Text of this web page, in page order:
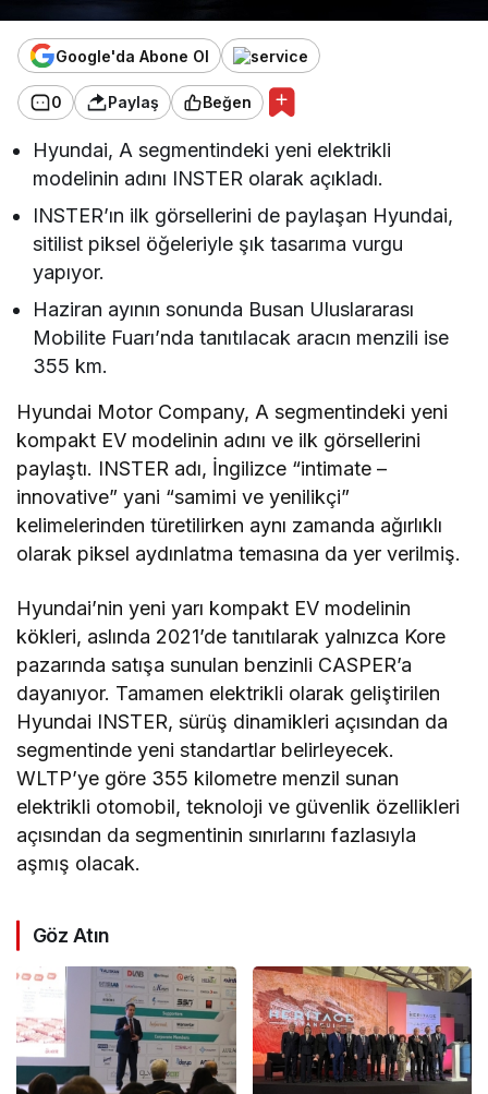
Google'da Abone Ol
0 Paylaş Beğen
Hyundai, A segmentindeki yeni elektrikli
modelinin adını INSTER olarak açıkladı.
INSTER’ın ilk görsellerini de paylaşan Hyundai,
sitilist piksel öğeleriyle şık tasarıma vurgu
yapıyor.
Haziran ayının sonunda Busan Uluslararası
Mobilite Fuarı’nda tanıtılacak aracın menzili ise
355 km.
Hyundai Motor Company, A segmentindeki yeni
kompakt EV modelinin adını ve ilk görsellerini
paylaştı. INSTER adı, İngilizce “intimate –
innovative” yani “samimi ve yenilikçi”
kelimelerinden türetilirken aynı zamanda ağırlıklı
olarak piksel aydınlatma temasına da yer verilmiş.
Hyundai’nin yeni yarı kompakt EV modelinin
kökleri, aslında 2021’de tanıtılarak yalnızca Kore
pazarında satışa sunulan benzinli CASPER’a
dayanıyor. Tamamen elektrikli olarak geliştirilen
Hyundai INSTER, sürüş dinamikleri açısından da
segmentinde yeni standartlar belirleyecek.
WLTP’ye göre 355 kilometre menzil sunan
elektrikli otomobil, teknoloji ve güvenlik özellikleri
açısından da segmentinin sınırlarını fazlasıyla
aşmış olacak.
Göz Atın